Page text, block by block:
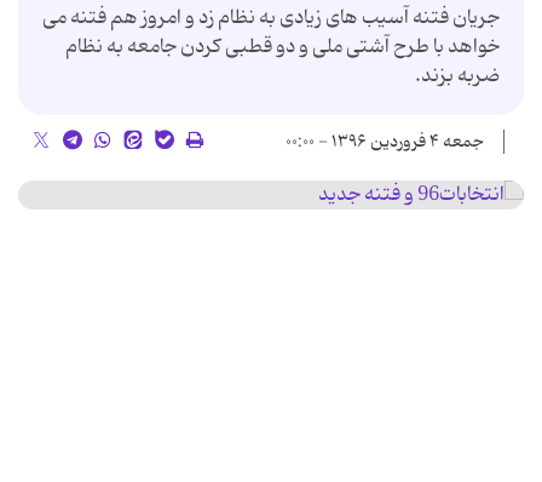
جریان فتنه آسیب های زیادی به نظام زد و امروز هم فتنه می
خواهد با طرح آشتی ملی و دو قطبی کردن جامعه به نظام
ضربه بزند.
جمعه ۴ فروردین ۱۳۹۶ - ۰۰:۰۰